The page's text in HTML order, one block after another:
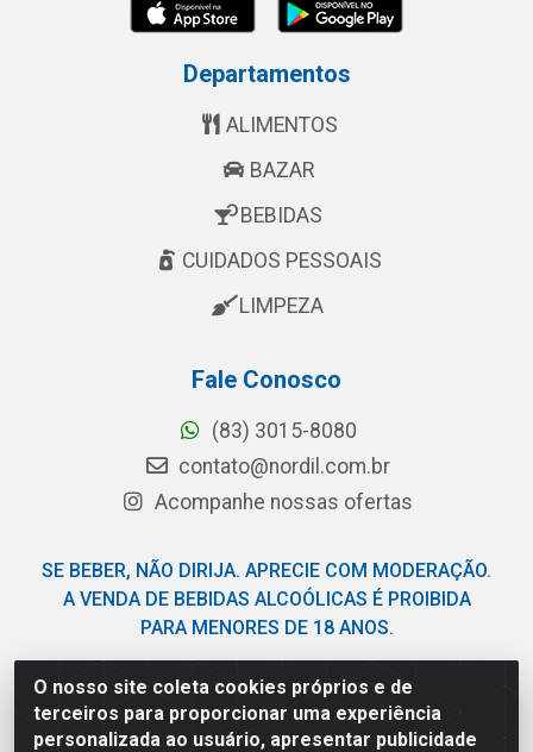
O nosso site coleta cookies próprios e de
terceiros para proporcionar uma experiência
personalizada ao usuário, apresentar publicidade
Departamentos
ALIMENTOS
BAZAR
BEBIDAS
CUIDADOS PESSOAIS
LIMPEZA
Fale Conosco
(83) 3015-8080
contato@nordil.com.br
Acompanhe nossas ofertas
SE BEBER, NÃO DIRIJA. APRECIE COM MODERAÇÃO.
A VENDA DE BEBIDAS ALCOÓLICAS É PROIBIDA
PARA MENORES DE 18 ANOS.
Nordil Distribuidora - Avenida Liberdade, 2738, Bloco F -
Sesi - Bayeux/PB - CEP 58.111-400 - CNPJ